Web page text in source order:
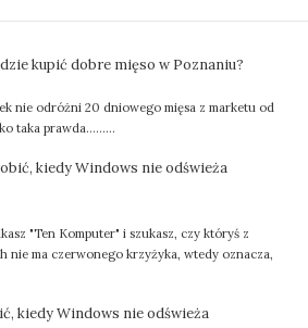
kupić dobre mięso w Poznaniu?
nie odróżni 20 dniowego mięsa z marketu od
taka prawda.........
kiedy Windows nie odświeża
"Ten Komputer" i szukasz, czy któryś z
nie ma czerwonego krzyżyka, wtedy oznacza,
kiedy Windows nie odświeża